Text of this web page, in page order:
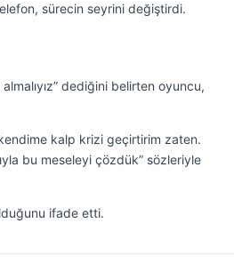
sürecin seyrini değiştirdi.
dediğini belirten oyuncu,
kalp krizi geçirtirim zaten.
bu meseleyi çözdük” sözleriyle
ifade etti.